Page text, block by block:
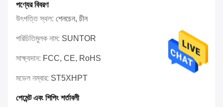
পণ্যের বিবরণ
উৎপত্তি স্থল: শেনচেন, চীন
পরিচিতিমুলক নাম: SUNTOR
সাক্ষ্যদান: FCC, CE, RoHS
মডেল নম্বার: ST5XHPT
পেমেন্ট এবং শিপিং শর্তাবলী